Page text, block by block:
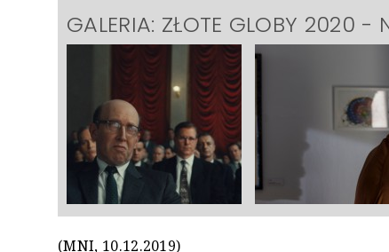
GALERIA: ZŁOTE GLOBY 2020 -
(MNI, 10.12.2019)